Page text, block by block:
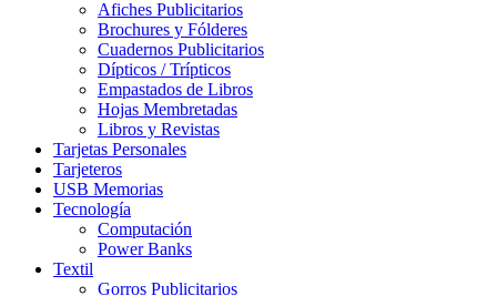
Afiches Publicitarios
Brochures y Fólderes
Cuadernos Publicitarios
Dípticos / Trípticos
Empastados de Libros
Hojas Membretadas
Libros y Revistas
Tarjetas Personales
Tarjeteros
USB Memorias
Tecnología
Computación
Power Banks
Textil
Gorros Publicitarios